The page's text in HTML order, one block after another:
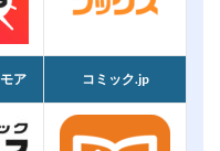
ア コミック.jp